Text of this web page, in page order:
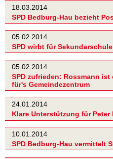
18.03.2014
SPD Bedburg-Hau bezieht
05.02.2014
SPD wirbt für
05.02.2014
SPD zufrieden: Rossmann
für's Gemeindezentrum
24.01.2014
Klare Unterstützung für Peter
10.01.2014
SPD Bedburg-Hau vermittelt